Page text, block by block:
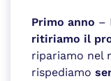
Primo anno –
ritiriamo il
ripariamo nel
rispediamo